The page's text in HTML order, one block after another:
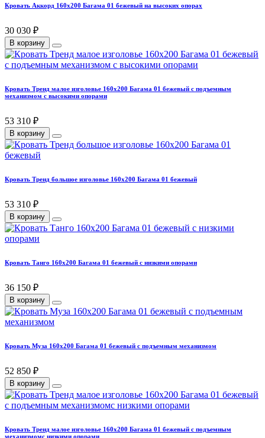
Кровать Аккорд 160х200 Багама 01 бежевый на высоких опорах
30 030 ₽
В корзину
Кровать Тренд малое изголовье 160х200 Багама 01 бежевый с подъемным
механизмом с высокими опорами
53 310 ₽
В корзину
Кровать Тренд большое изголовье 160х200 Багама 01 бежевый
53 310 ₽
В корзину
Кровать Танго 160х200 Багама 01 бежевый с низкими опорами
36 150 ₽
В корзину
Кровать Муза 160х200 Багама 01 бежевый с подъемным механизмом
52 850 ₽
В корзину
Кровать Тренд малое изголовье 160х200 Багама 01 бежевый с подъемным
механизмомс низкими опорами